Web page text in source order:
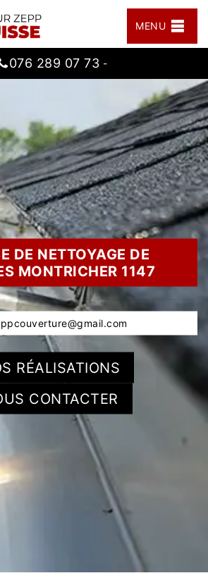
MENU
076 289 07 73 -
DE NETTOYAGE DE
MONTRICHER 1147
RÉALISATIONS
CONTACTER